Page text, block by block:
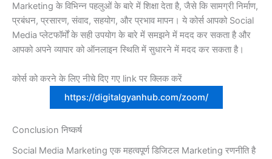
Marketing के विभिन्न पहलुओं के बारे में शिक्षा देता है, जैसे कि सामग्री निर्माण,
प्रबंधन, प्रसारण, संवाद, सहयोग, और प्रभाव मापन। ये कोर्स आपको Social
Media प्लेटफॉर्मों के सही उपयोग के बारे में समझने में मदद कर सकता है और
आपको अपने व्यापार को ऑनलाइन स्थिति में सुधारने में मदद कर सकता है।
कोर्स को करने के लिए नीचे दिए गए link पर क्लिक करें
https://digitalgyanhub.com/zoom/
Conclusion निष्कर्ष
Social Media Marketing एक महत्वपूर्ण डिजिटल Marketing रणनीति है